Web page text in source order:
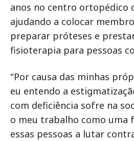
anos no centro ortopédico
ajudando a colocar
preparar próteses e
fisioterapia para pessoas
"Por causa das minhas
eu entendo a
com deficiência sofre na
o meu trabalho como uma
essas pessoas a lutar